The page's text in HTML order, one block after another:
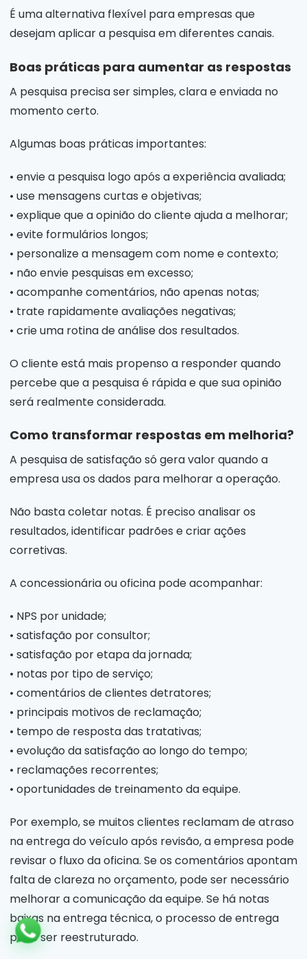
É uma alternativa flexível para empresas que
desejam aplicar a pesquisa em diferentes canais.
Boas práticas para aumentar as respostas
A pesquisa precisa ser simples, clara e enviada no
momento certo.
Algumas boas práticas importantes:
• envie a pesquisa logo após a experiência avaliada;
• use mensagens curtas e objetivas;
• explique que a opinião do cliente ajuda a melhorar;
• evite formulários longos;
• personalize a mensagem com nome e contexto;
• não envie pesquisas em excesso;
• acompanhe comentários, não apenas notas;
• trate rapidamente avaliações negativas;
• crie uma rotina de análise dos resultados.
O cliente está mais propenso a responder quando
percebe que a pesquisa é rápida e que sua opinião
será realmente considerada.
Como transformar respostas em melhoria?
A pesquisa de satisfação só gera valor quando a
empresa usa os dados para melhorar a operação.
Não basta coletar notas. É preciso analisar os
resultados, identificar padrões e criar ações
corretivas.
A concessionária ou oficina pode acompanhar:
• NPS por unidade;
• satisfação por consultor;
• satisfação por etapa da jornada;
• notas por tipo de serviço;
• comentários de clientes detratores;
• principais motivos de reclamação;
• tempo de resposta das tratativas;
• evolução da satisfação ao longo do tempo;
• reclamações recorrentes;
• oportunidades de treinamento da equipe.
Por exemplo, se muitos clientes reclamam de atraso
na entrega do veículo após revisão, a empresa pode
revisar o fluxo da oficina. Se os comentários apontam
falta de clareza no orçamento, pode ser necessário
melhorar a comunicação da equipe. Se há notas
baixas na entrega técnica, o processo de entrega
pode ser reestruturado.